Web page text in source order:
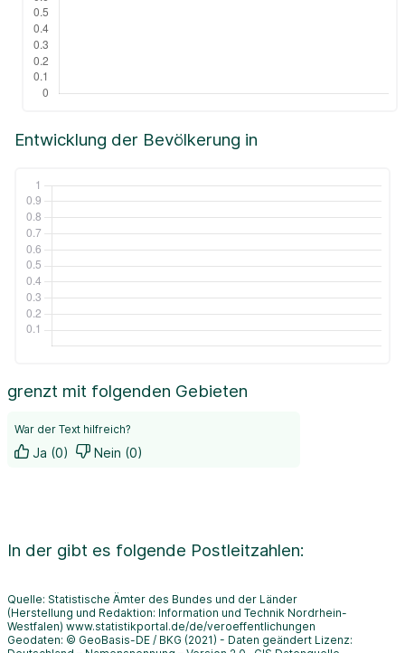
Entwicklung der Bevölkerung in
grenzt mit folgenden Gebieten
War der Text hilfreich?
Ja (0) Nein (0)
In der gibt es folgende Postleitzahlen:
Quelle: Statistische Ämter des Bundes und der Länder
(Herstellung und Redaktion: Information und Technik Nordrhein-
Westfalen) www.statistikportal.de/de/veroeffentlichungen
Geodaten: © GeoBasis-DE / BKG (2021) - Daten geändert Lizenz: